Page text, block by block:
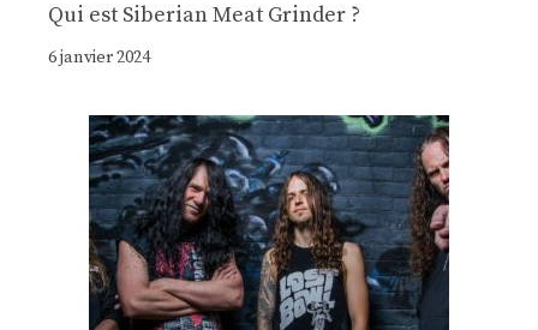
Qui est Siberian Meat Grinder ?
6 janvier 2024